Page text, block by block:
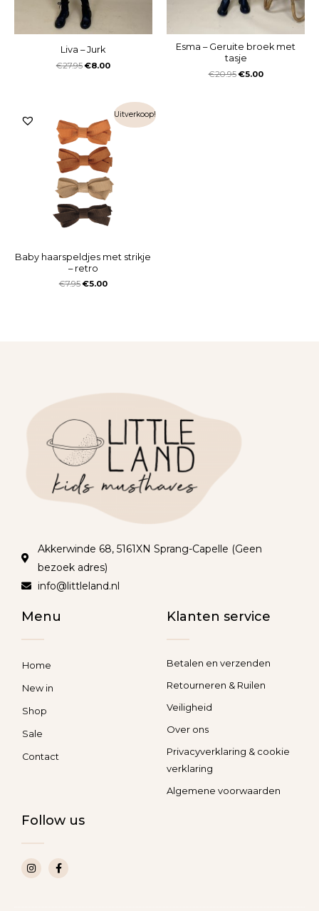
Liva – Jurk
€27.95 €8.00
Esma – Geruite broek met
tasje
€20.95 €5.00
Uitverkoop!
Baby haarspeldjes met strikje
– retro
€7.95 €5.00
Akkerwinde 68, 5161XN Sprang-Capelle (Geen
bezoek adres)
info@littleland.nl
Menu
Home
New in
Shop
Sale
Contact
Klanten service
Betalen en verzenden
Retourneren & Ruilen
Veiligheid
Over ons
Privacyverklaring & cookie
verklaring
Algemene voorwaarden
Follow us
I
n
s
F
a
c